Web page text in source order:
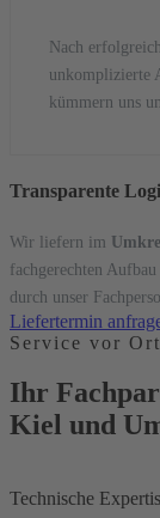
Nach
unkomplizierte
kümmern uns
Transparente
Wir liefern im
fachgerechten
durch unser
Liefertermin
Service vor Ort
Ihr
Kiel und
Technische